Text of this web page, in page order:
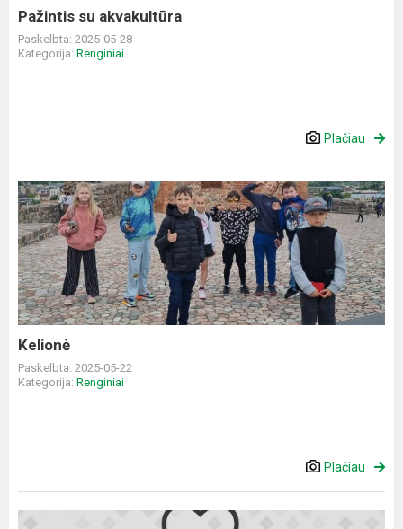
Pažintis su akvakultūra
Paskelbta: 2025-05-28
Kategorija: Renginiai
Plačiau
Kelionė
Kelionė
Paskelbta: 2025-05-22
Kategorija: Renginiai
Plačiau
Konkursas